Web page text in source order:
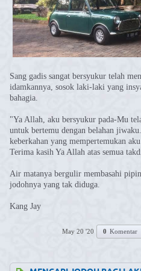
Sang gadis sangat bersyukur telah
idamkannya, sosok laki-laki yang
bahagia.
"Ya Allah, aku bersyukur pada-Mu
untuk bertemu dengan belahan
keberkahan yang mempertemukan
Terima kasih Ya Allah atas semua
Air matanya bergulir membasahi
jodohnya yang tak diduga.
Kang Jay
May 20 '20 0 Komentar